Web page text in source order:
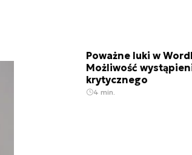
Poważne luki w
Możliwość
krytycznego
4 min.